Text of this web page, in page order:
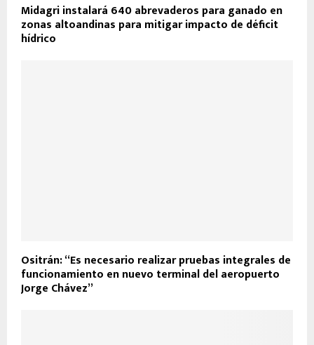
Midagri instalará 640 abrevaderos para ganado en
zonas altoandinas para mitigar impacto de déficit
hídrico
Ositrán: “Es necesario realizar pruebas integrales de
funcionamiento en nuevo terminal del aeropuerto
Jorge Chávez”